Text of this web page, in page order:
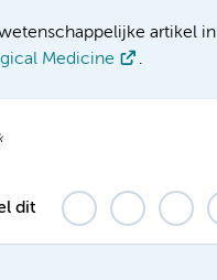
artikel in
Medicine
.
dit